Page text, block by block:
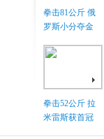
拳击81公斤 俄
罗斯小分夺金
拳击52公斤 拉
米雷斯获首冠